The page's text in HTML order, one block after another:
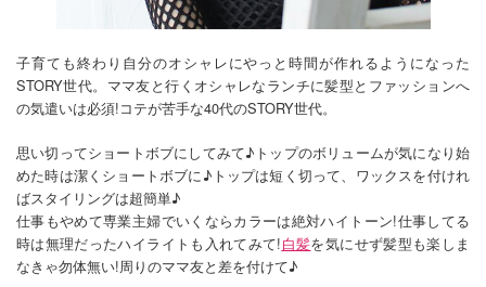
子育ても終わり自分のオシャレにやっと時間が作れるようになった
STORY世代。ママ友と行くオシャレなランチに髪型とファッションへ
の気遣いは必須!コテが苦手な40代のSTORY世代。
思い切ってショートボブにしてみて♪トップのボリュームが気になり始
めた時は潔くショートボブに♪トップは短く切って、ワックスを付けれ
ばスタイリングは超簡単♪
仕事もやめて専業主婦でいくならカラーは絶対ハイトーン!仕事してる
時は無理だったハイライトも入れてみて!白髪を気にせず髪型も楽しま
なきゃ勿体無い!周りのママ友と差を付けて♪